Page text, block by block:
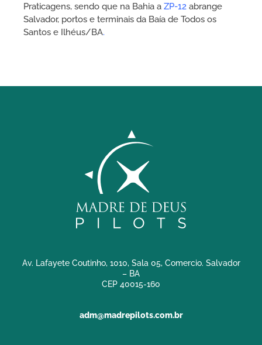
Praticagens, sendo que na Bahia a ZP-12 abrange
Salvador, portos e terminais da Baía de Todos os
Santos e Ilhéus/BA.
Av. Lafayete Coutinho, 1010, Sala 05, Comercio. Salvador
– BA
CEP 40015-160
adm@madrepilots.com.br